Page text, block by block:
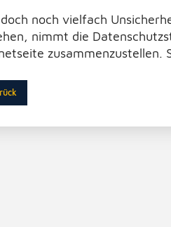
noch vielfach
nimmt die
zusammenzustellen.